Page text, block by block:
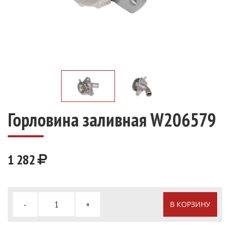
Горловина заливная W206579
1 282
- + В КОРЗИНУ